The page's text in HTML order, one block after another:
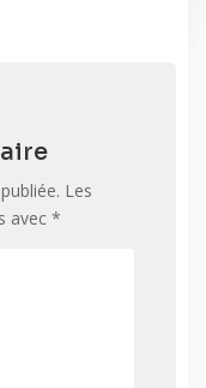
Les
avec *